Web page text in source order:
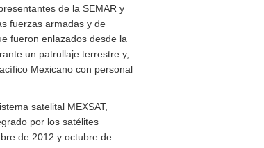
de la SEMAR y
fuerzas armadas y de
fueron enlazados desde la
un patrullaje terrestre y,
Mexicano con personal
satelital MEXSAT,
por los satélites
de 2012 y octubre de